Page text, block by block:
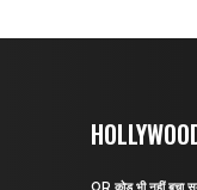
QR कोड भी नहीं बचा